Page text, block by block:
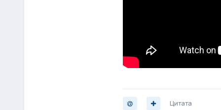
Цитата